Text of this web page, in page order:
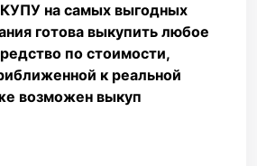
на самых выгодных
готова выкупить любое
по стоимости,
к реальной
возможен выкуп